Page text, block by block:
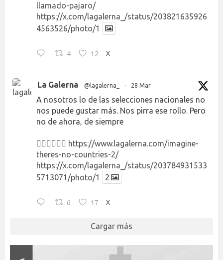
llamado-pajaro/
https://x.com/lagalerna_/status/203821635926
4563526/photo/1
4 12 X
La Galerna @lagalerna_ · 28 Mar
A nosotros lo de las selecciones nacionales no
nos puede gustar más. Nos pirra ese rollo. Pero
no de ahora, de siempre
👉🏻👉🏻👉🏻 https://www.lagalerna.com/imagine-
theres-no-countries-2/
https://x.com/lagalerna_/status/203784931533
5713071/photo/1
2
6 17 X
Cargar más